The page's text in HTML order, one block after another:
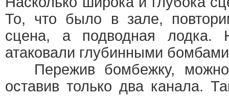
То, что было в зале,
сцена, а подводная лодка.
атаковали глубинными
Пережив бомбежку, можно
оставив только два канала.